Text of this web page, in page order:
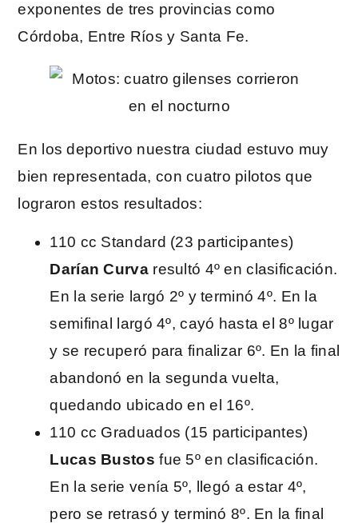
exponentes de tres provincias como
Córdoba, Entre Ríos y Santa Fe.
En los deportivo nuestra ciudad estuvo muy
bien representada, con cuatro pilotos que
lograron estos resultados:
110 cc Standard (23 participantes)
Darían Curvaresultó 4º en clasificación.
En la serie largó 2º y terminó 4º. En la
semifinal largó 4º, cayó hasta el 8º lugar
y se recuperó para finalizar 6º. En la final
abandonó en la segunda vuelta,
quedando ubicado en el 16º.
110 cc Graduados (15 participantes)
Lucas Bustos fue 5º en clasificación.
En la serie venía 5º, llegó a estar 4º,
pero se retrasó y terminó 8º. En la final